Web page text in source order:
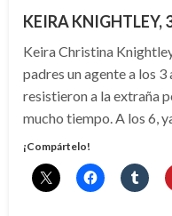
KEIRA KNIGHTLEY,
Keira Christina
padres un agente a los
resistieron a la extraña
mucho tiempo. A los 6,
¡Compártelo!